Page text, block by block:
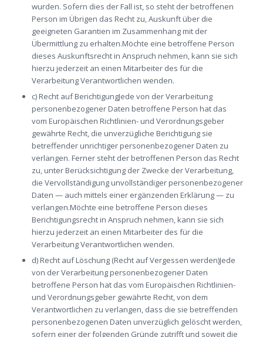
wurden. Sofern dies der Fall ist, so steht der betroffenen
Person im Übrigen das Recht zu, Auskunft über die
geeigneten Garantien im Zusammenhang mit der
Übermittlung zu erhalten.Möchte eine betroffene Person
dieses Auskunftsrecht in Anspruch nehmen, kann sie sich
hierzu jederzeit an einen Mitarbeiter des für die
Verarbeitung Verantwortlichen wenden.
c) Recht auf BerichtigungJede von der Verarbeitung
personenbezogener Daten betroffene Person hat das
vom Europäischen Richtlinien- und Verordnungsgeber
gewährte Recht, die unverzügliche Berichtigung sie
betreffender unrichtiger personenbezogener Daten zu
verlangen. Ferner steht der betroffenen Person das Recht
zu, unter Berücksichtigung der Zwecke der Verarbeitung,
die Vervollständigung unvollständiger personenbezogener
Daten — auch mittels einer ergänzenden Erklärung — zu
verlangen.Möchte eine betroffene Person dieses
Berichtigungsrecht in Anspruch nehmen, kann sie sich
hierzu jederzeit an einen Mitarbeiter des für die
Verarbeitung Verantwortlichen wenden.
d) Recht auf Löschung (Recht auf Vergessen werden)Jede
von der Verarbeitung personenbezogener Daten
betroffene Person hat das vom Europäischen Richtlinien-
und Verordnungsgeber gewährte Recht, von dem
Verantwortlichen zu verlangen, dass die sie betreffenden
personenbezogenen Daten unverzüglich gelöscht werden,
sofern einer der folgenden Gründe zutrifft und soweit die